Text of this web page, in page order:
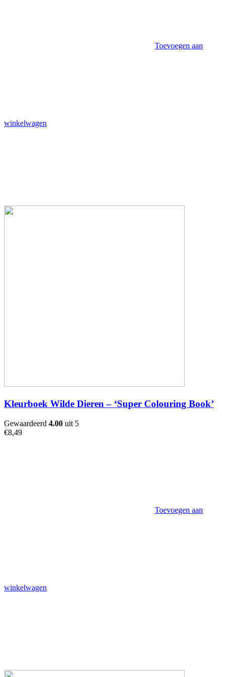
Toevoegen aan
winkelwagen
Kleurboek Wilde Dieren – ‘Super Colouring Book’
Gewaardeerd 4.00 uit 5
€8,49
Toevoegen aan
winkelwagen